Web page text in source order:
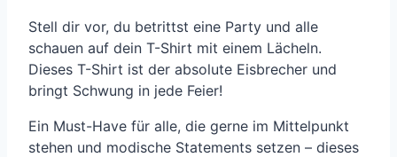
Stell dir vor, du betrittst eine Party und alle
schauen auf dein T-Shirt mit einem Lächeln.
Dieses T-Shirt ist der absolute Eisbrecher und
bringt Schwung in jede Feier!
Ein Must-Have für alle, die gerne im Mittelpunkt
stehen und modische Statements setzen – dieses